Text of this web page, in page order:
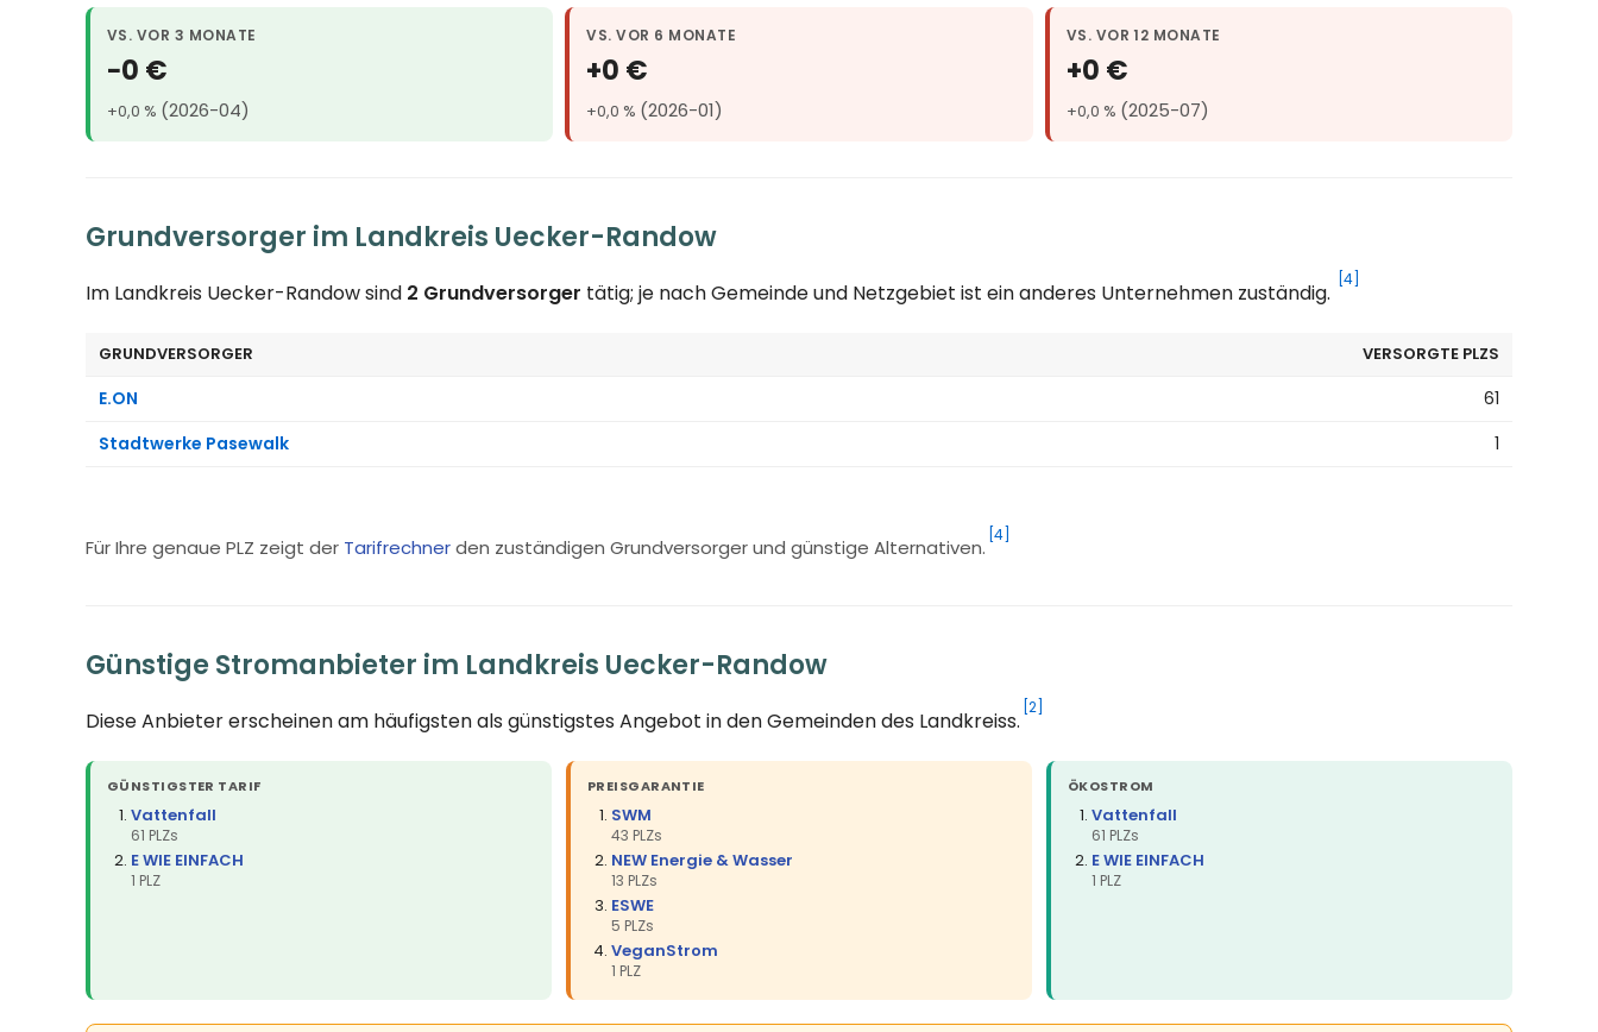
VS. VOR 3 MONATE
−0 €
+0,0 % (2026-04)
VS. VOR 6 MONATE
+0 €
+0,0 % (2026-01)
VS. VOR 12 MONATE
+0 €
+0,0 % (2025-07)
Grundversorger im Landkreis Uecker-Randow
Im Landkreis Uecker-Randow sind 2 Grundversorger tätig; je nach Gemeinde und Netzgebiet ist ein anderes Unternehmen zuständig. [4]
GRUNDVERSORGER VERSORGTE PLZS
E.ON
61
Stadtwerke Pasewalk
1
Für Ihre genaue PLZ zeigt der Tarifrechnerden zuständigen Grundversorger und günstige Alternativen.
[4]
Günstige Stromanbieter im Landkreis Uecker-Randow
Diese Anbieter erscheinen am häufigsten als günstigstes Angebot in den Gemeinden des Landkreiss. [2]
GÜNSTIGSTER TARIF
Vattenfall
61 PLZs
E WIE EINFACH
1 PLZ
PREISGARANTIE
SWM
43 PLZs
NEW Energie & Wasser
13 PLZs
ESWE
5 PLZs
VeganStrom
1 PLZ
ÖKOSTROM
Vattenfall
61 PLZs
E WIE EINFACH
1 PLZ